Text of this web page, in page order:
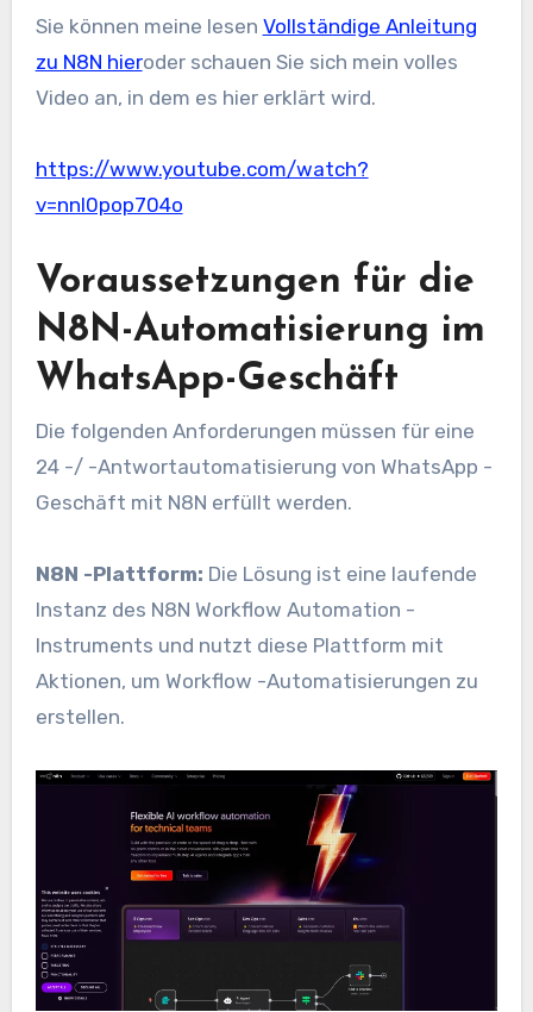
Sie können meine lesen Vollständige Anleitung
zu N8N hieroder schauen Sie sich mein volles
Video an, in dem es hier erklärt wird.
https://www.youtube.com/watch?
v=nnl0pop704o
Voraussetzungen für die
N8N-Automatisierung im
WhatsApp-Geschäft
Die folgenden Anforderungen müssen für eine
24 -/ -Antwortautomatisierung von WhatsApp -
Geschäft mit N8N erfüllt werden.
N8N -Plattform: Die Lösung ist eine laufende
Instanz des N8N Workflow Automation -
Instruments und nutzt diese Plattform mit
Aktionen, um Workflow -Automatisierungen zu
erstellen.